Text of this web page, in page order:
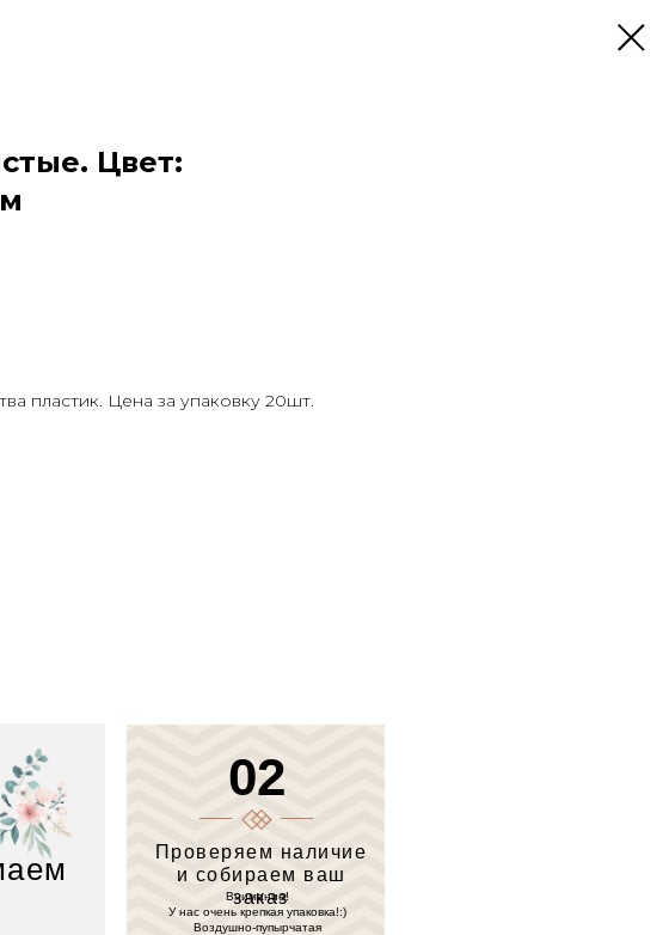
Цвет:
пластик. Цена за упаковку 20шт.
02
Проверяем наличие
и собираем ваш
заказ
Внимание!
У нас очень крепкая упаковка!:)
Воздушно-пупырчатая